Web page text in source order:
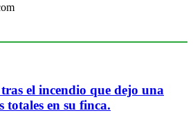
el incendio que dejo una
en su finca.